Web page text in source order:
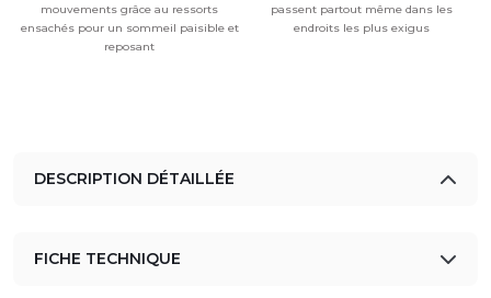
mouvements grâce au ressorts
ensachés pour un sommeil paisible et
reposant
passent partout même dans les
endroits les plus exigus
DESCRIPTION DÉTAILLÉE
FICHE TECHNIQUE